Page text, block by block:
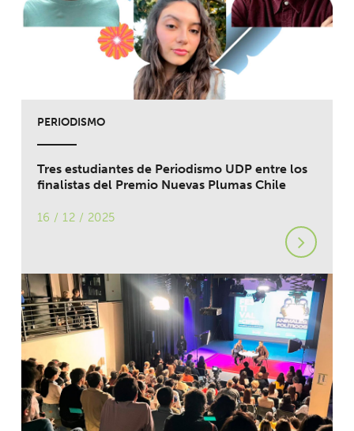
PERIODISMO
Tres estudiantes de Periodismo UDP entre los
finalistas del Premio Nuevas Plumas Chile
16 / 12 / 2025